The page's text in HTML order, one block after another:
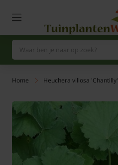
Home Heuchera villosa 'Chantilly'